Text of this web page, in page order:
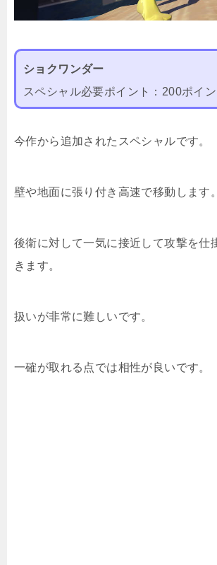
ショクワンダー
スペシャル必要ポイント：200ポイン
今作から追加されたスペシャルです。
壁や地面に張り付き高速で移動します。
後衛に対して一気に接近して攻撃を仕
きます。
扱いが非常に難しいです。
一確が取れる点では相性が良いです。